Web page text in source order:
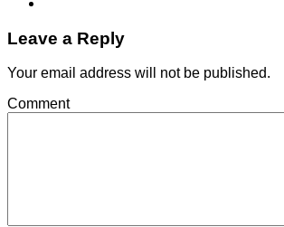
Leave a Reply
Your email address will not be published.
Comment